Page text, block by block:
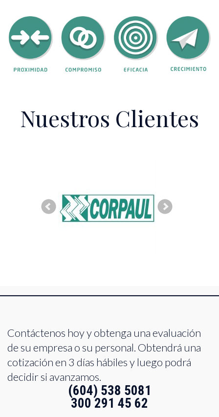
Nuestros Clientes
Contáctenos hoy y obtenga una evaluación
de su empresa o su personal. Obtendrá una
cotización en 3 días hábiles y luego podrá
decidir si avanzamos.
(604) 538 5081
300 291 45 62